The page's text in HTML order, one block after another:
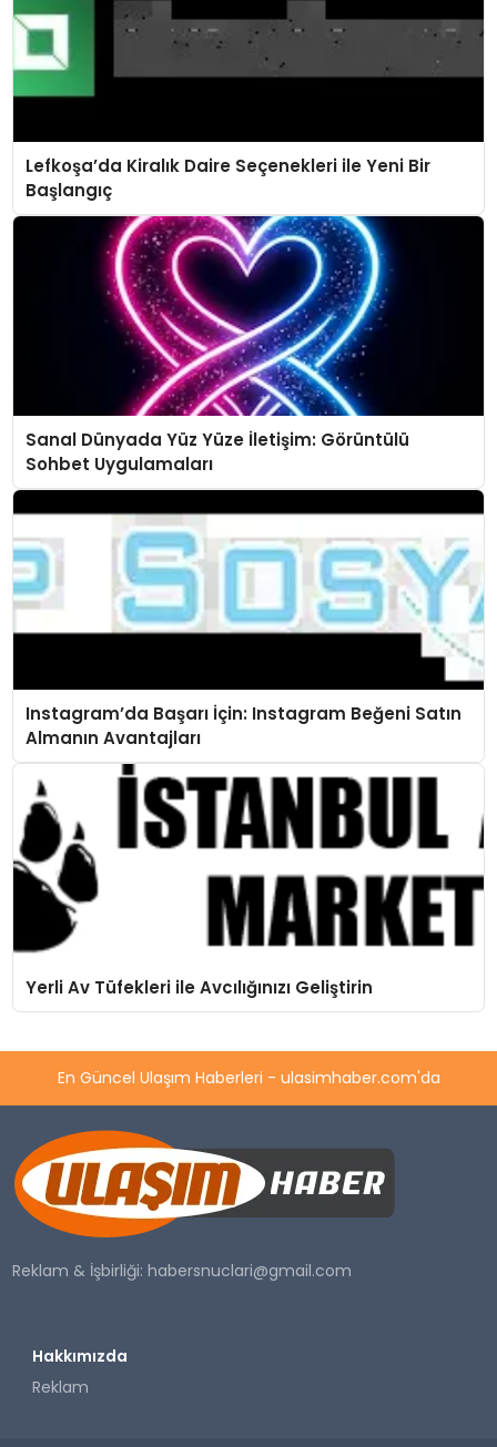
Lefkoşa’da Kiralık Daire Seçenekleri ile Yeni Bir
Başlangıç
Sanal Dünyada Yüz Yüze İletişim: Görüntülü
Sohbet Uygulamaları
Instagram’da Başarı İçin: Instagram Beğeni Satın
Almanın Avantajları
Yerli Av Tüfekleri ile Avcılığınızı Geliştirin
En Güncel Ulaşım Haberleri - ulasimhaber.com'da
Reklam & İşbirliği:habersnuclari@gmail.com
Hakkımızda
Reklam